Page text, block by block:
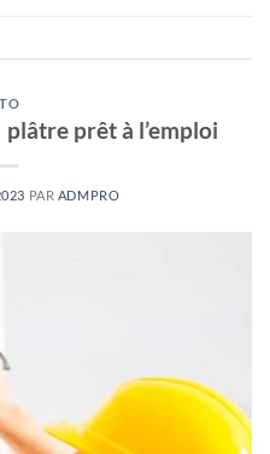
plâtre prêt à l’emploi
PAR ADMPRO